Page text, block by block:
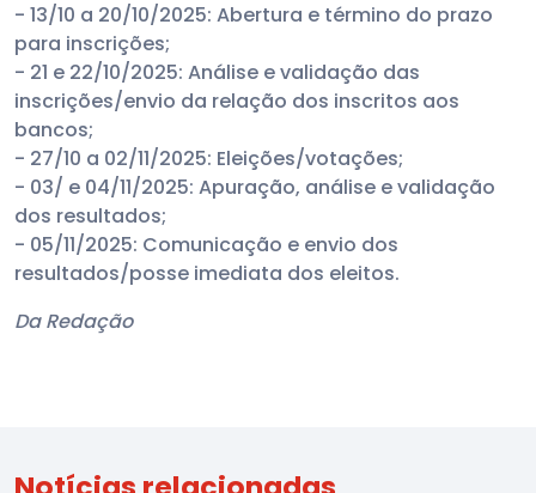
- 13/10 a 20/10/2025: Abertura e término do prazo
para inscrições;
- 21 e 22/10/2025: Análise e validação das
inscrições/envio da relação dos inscritos aos
bancos;
- 27/10 a 02/11/2025: Eleições/votações;
- 03/ e 04/11/2025: Apuração, análise e validação
dos resultados;
- 05/11/2025: Comunicação e envio dos
resultados/posse imediata dos eleitos.
Da Redação